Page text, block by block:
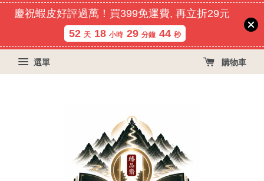
慶祝蝦皮好評過萬！買399免運費, 再立折29元
52 天 18 小時 29 分鐘 44 秒
選單 購物車